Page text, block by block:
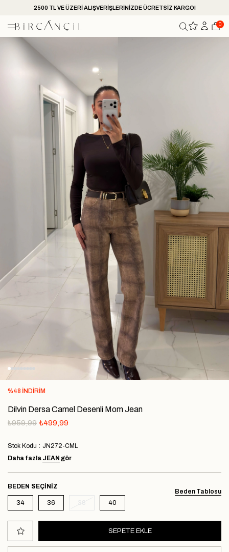
2500 TL VE ÜZERİ ALIŞVERİŞLERİNİZDE ÜCRETSİZ KARGO!
0
%48 İNDIRIM
Dilvin Dersa Camel Desenli Mom Jean
₺959,99 ₺499,99
Stok Kodu
JN272-CML
Daha fazla JEAN gör
Beden Tablosu
BEDEN
34 36 40